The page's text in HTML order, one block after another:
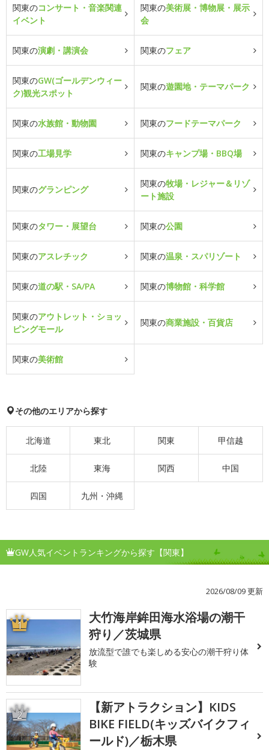
関東のコンサート・音楽関連
イベント
関東の美術展・博物展・展示
会
関東の演劇・講演会 関東のフェア
関東のGW(ゴールデンウィー
ク)観光スポット
関東の遊園地・テーマパーク
関東の水族館・動物園 関東のフードテーマパーク
関東の工場見学 関東のキャンプ場・BBQ場
関東のグランピング
関東の牧場・レジャー＆リゾ
ート施設
関東のタワー・展望台 関東の公園
関東のアスレチック 関東の温泉・スパリゾート
関東の道の駅・SA/PA 関東の博物館・科学館
関東のアウトレット・ショッ
ピングモール
関東の商業施設・百貨店
関東の美術館
その他のエリアから探す
北海道 東北 関東 甲信越
北陸 東海 関西 中国
四国 九州・沖縄
GW人気イベントランキングから探す【関東】
2026/08/09 更新
1
大竹海岸鉾田海水浴場の潮干
狩り／茨城県
放流型で誰でも楽しめる安心の潮干狩り体
験
2
【新アトラクション】KIDS
BIKE FIELD(キッズバイクフィ
ールド)／栃木県